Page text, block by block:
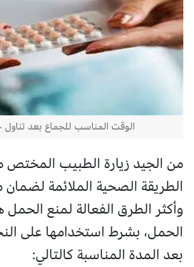
الوقت المناسب للجماع بعد
من الجيد زيارة الطبيب المختص
الطريقة الصحية الملائمة
وأكثر الطرق الفعالة لمنع
الحمل، بشرط استخدامها على
بعد المدة المناسبة كالتالي: